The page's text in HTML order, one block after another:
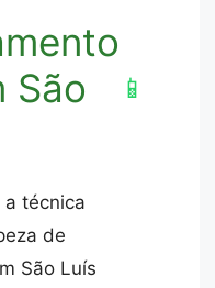
São
📱
técnica
de
São Luís